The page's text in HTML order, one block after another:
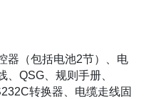
器（包括电池2节）、电
、QSG、规则手册、
转换器、电缆走线固